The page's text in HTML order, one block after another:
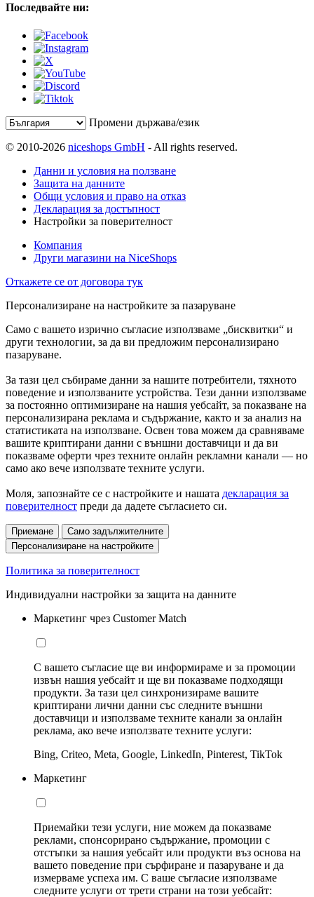
Последвайте ни:
Промени държава/език
© 2010-2026 niceshops GmbH - All rights reserved.
Данни и условия на ползване
Защита на данните
Общи условия и право на отказ
Декларация за достъпност
Настройки за поверителност
Компания
Други магазини на NiceShops
Откажете се от договора тук
Персонализиране на настройките за пазаруване
Само с вашето изрично съгласие използваме „бисквитки“ и
други технологии, за да ви предложим персонализирано
пазаруване.
За тази цел събираме данни за нашите потребители, тяхното
поведение и използваните устройства. Тези данни използваме
за постоянно оптимизиране на нашия уебсайт, за показване на
персонализирана реклама и съдържание, както и за анализ на
статистиката на използване. Освен това можем да сравняваме
вашите криптирани данни с външни доставчици и да ви
показваме оферти чрез техните онлайн рекламни канали — но
само ако вече използвате техните услуги.
Моля, запознайте се с настройките и нашата декларация за
поверителност преди да дадете съгласието си.
Приемане
Само задължителните
Персонализиране на настройките
Политика за поверителност
Индивидуални настройки за защита на данните
Маркетинг чрез Customer Match
С вашето съгласие ще ви информираме и за промоции
извън нашия уебсайт и ще ви показваме подходящи
продукти. За тази цел синхронизираме вашите
криптирани лични данни със следните външни
доставчици и използваме техните канали за онлайн
реклама, ако вече използвате техните услуги:
Bing, Criteo, Meta, Google, LinkedIn, Pinterest, TikTok
Маркетинг
Приемайки тези услуги, ние можем да показваме
реклами, спонсорирано съдържание, промоции с
отстъпки за нашия уебсайт или продукти въз основа на
вашето поведение при сърфиране и пазаруване и да
измерваме успеха им. С ваше съгласие използваме
следните услуги от трети страни на този уебсайт: